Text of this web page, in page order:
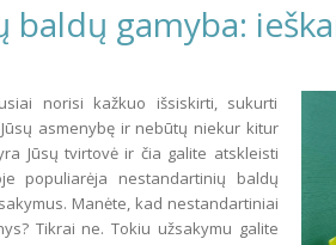
baldų gamyba:
norisi kažkuo išsiskirti, sukurti
asmenybę ir nebūtų niekur kitur
Jūsų tvirtovė ir čia galite atskleisti
populiarėja nestandartinių baldų
Manėte, kad nestandartiniai
Tikrai ne. Tokiu užsakymu galite